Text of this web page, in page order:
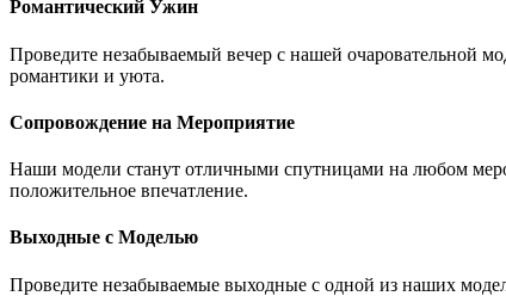
Романтический Ужин
Проведите незабываемый вечер с нашей очаровательной
романтики и уюта.
Сопровождение на Мероприятие
Наши модели станут отличными спутницами на любом
положительное впечатление.
Выходные с Моделью
Проведите незабываемые выходные с одной из наших